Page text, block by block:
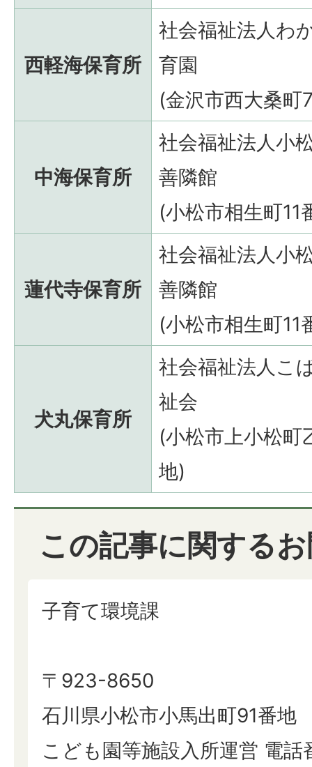
西軽海保育所
社会福祉法人わ
育園
(金沢市西大桑町
中海保育所
社会福祉法人小
善隣館
(小松市相生町11
蓮代寺保育所
社会福祉法人小
善隣館
(小松市相生町11
犬丸保育所
社会福祉法人こ
祉会
(小松市上小松町
地)
この記事に関する
子育て環境課
〒923-8650
石川県小松市小馬出町91番地
こども園等施設入所運営 電